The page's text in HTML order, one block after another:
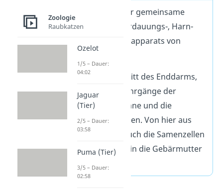
Die Kloake ist der gemeinsame
Ausgang des Verdauungs-, Harn-
und Geschlechtsapparats von
Es ist ein Abschnitt des Enddarms,
in den die Ausführgänge der
Geschlechtsorgane und die
Harnleiter münden. Von hier aus
gelangen also auch die Samenzellen
des Männchens in die Gebärmutter
des Weibchens.
Zoologie
Raubkatzen
Ozelot
1/5 – Dauer:
04:02
Jaguar
(Tier)
2/5 – Dauer:
03:58
Puma (Tier)
3/5 – Dauer:
02:58